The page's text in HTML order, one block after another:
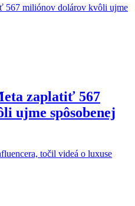
zaplatiť 567
ujme spôsobenej